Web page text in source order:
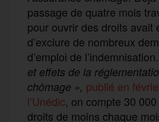
passage de quatre mois
pour ouvrir des droits avait
d’exclure de nombreux
d’emploi de
et effets de la
chômage », publié en
l’Unédic, on compte 30
droits de moins chaque